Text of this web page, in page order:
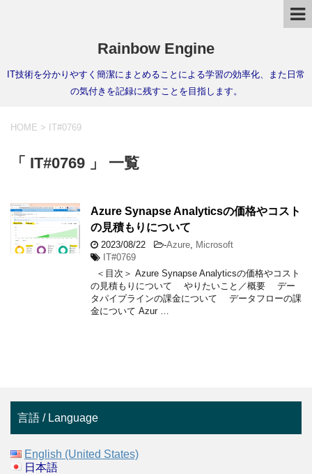
Rainbow Engine
IT技術を分かりやすく簡潔にまとめることによる学習の効率化、また日常
の気付きを記録に残すことを目指します。
HOME > IT#0769
「 IT#0769 」 一覧
Azure Synapse Analyticsの価格やコスト
の見積もりについて
2023/08/22 -Azure Microsoft
IT#0769
＜目次＞ Azure Synapse Analyticsの価格やコスト
の見積もりについて やりたいこと／概要 デー
タパイプラインの課金について データフローの課
金について Azur …
言語 / Language
English (United States)
日本語